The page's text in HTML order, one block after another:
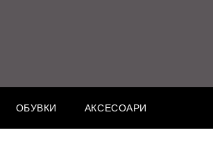
ОБУВКИ АКСЕСОАРИ